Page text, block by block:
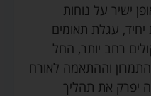
ישיר על נוחות
יחיד, עגלת תאומים
רחב יותר, החל
וההתאמה לאורח
יפרק את תהליך